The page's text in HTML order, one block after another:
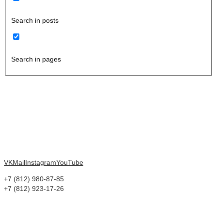
Search in posts
Search in pages
VKMailInstagramYouTube
+7 (812) 980-87-85
+7 (812) 923-17-26